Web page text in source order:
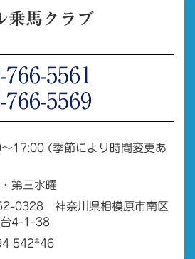
乗馬クラブ
766-5561
766-5569
17:00 (季節により時間変更あ
第三水曜
0328 神奈川県相模原市南区
台4-1-38
542*46